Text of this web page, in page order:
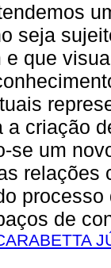
seja
e que
a criação
se um
relações
de